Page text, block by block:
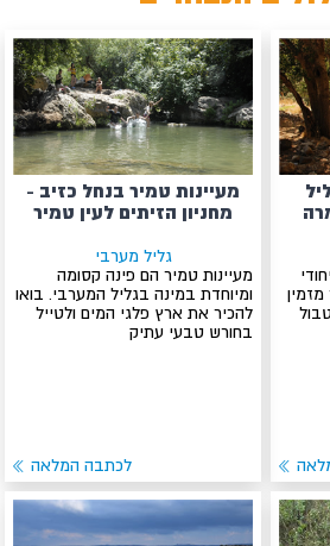
מעיינות טמיר בנחל כזיב -
מחניון הזיתים לעין טמיר
גליל מערבי
מעיינות טמיר הם פינה קסומה
ומיוחדת במינה בגליל המערבי. בואו
להכיר את ארץ פלגי המים ולטייל
בחורש טבעי עתיק
לכתבה המלאה